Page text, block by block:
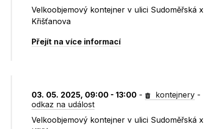
Velkoobjemový kontejner v ulici Sudoměřská x
Křišťanova
Přejít na více informací
03. 05. 2025, 09:00 - 13:00 - kontejnery -
odkaz na událost
Velkoobjemový kontejner v ulici Sudoměřská x